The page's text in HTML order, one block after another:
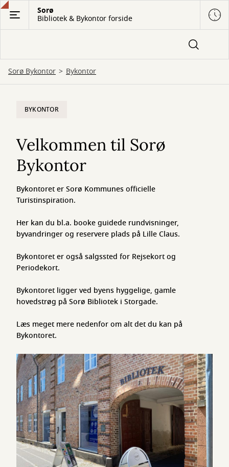
Gå
hovedindhold
Sorø
Bibliotek & Bykontor forside
Sorø Bykontor Bykontor
BYKONTOR
Velkommen til Sorø
Bykontor
Bykontoret er Sorø Kommunes officielle
Turistinspiration.
Her kan du bl.a. booke guidede rundvisninger,
byvandringer og reservere plads på Lille Claus.
Bykontoret er også salgssted for Rejsekort og
Periodekort.
Bykontoret ligger ved byens hyggelige, gamle
hovedstrøg på Sorø Bibliotek i Storgade.
Læs meget mere nedenfor om alt det du kan på
Bykontoret.